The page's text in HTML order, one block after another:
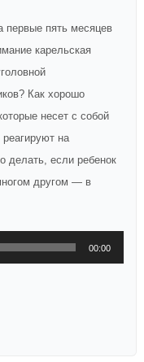
первые пять месяцев
карельская
Как хорошо
несет с собой
на
делать, если ребенок
другом — в
00:00